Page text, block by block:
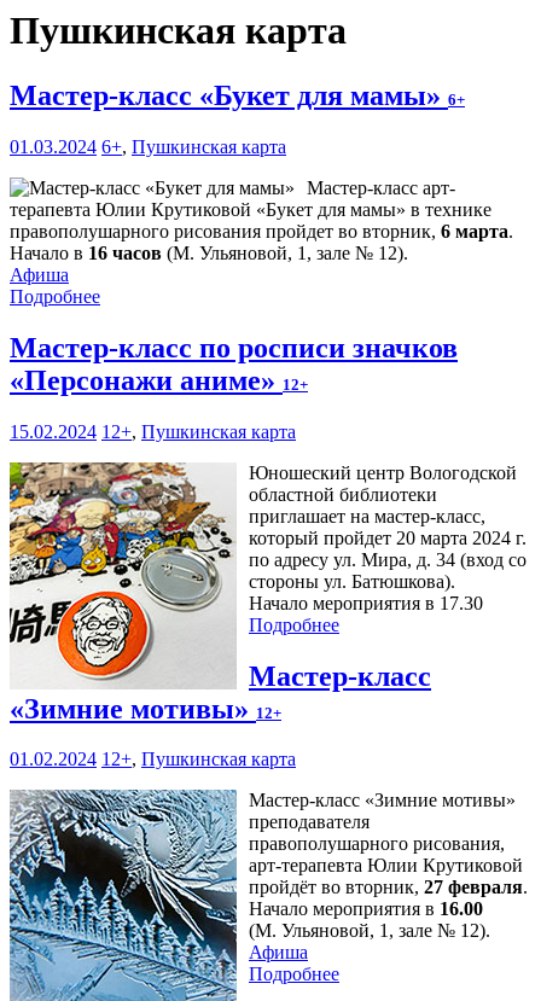
Пушкинская карта
Мастер-класс «Букет для мамы» 6+
01.03.2024 6+, Пушкинская карта
Мастер-класс арт-
терапевта Юлии Крутиковой «Букет для мамы» в технике
правополушарного рисования пройдет во вторник, 6 марта.
Начало в 16 часов (М. Ульяновой, 1, зале № 12).
Афиша
Подробнее
Мастер-класс по росписи значков
«Персонажи аниме» 12+
15.02.2024 12+, Пушкинская карта
Юношеский центр Вологодской
областной библиотеки
приглашает на мастер-класс,
который пройдет 20 марта 2024 г.
по адресу ул. Мира, д. 34 (вход со
стороны ул. Батюшкова).
Начало мероприятия в 17.30
Подробнее
Мастер-класс
«Зимние мотивы» 12+
01.02.2024 12+, Пушкинская карта
Мастер-класс «Зимние мотивы»
преподавателя
правополушарного рисования,
арт-терапевта Юлии Крутиковой
пройдёт во вторник, 27 февраля.
Начало мероприятия в 16.00
(М. Ульяновой, 1, зале № 12).
Афиша
Подробнее